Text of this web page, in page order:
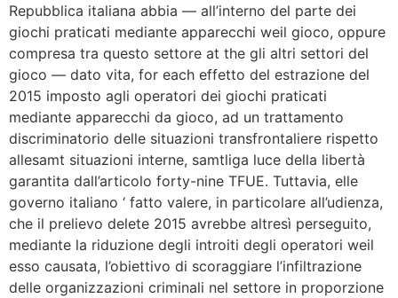
Repubblica italiana abbia — all’interno del parte dei
giochi praticati mediante apparecchi weil gioco, oppure
compresa tra questo settore at the gli altri settori del
gioco — dato vita, for each effetto del estrazione del
2015 imposto agli operatori dei giochi praticati
mediante apparecchi da gioco, ad un trattamento
discriminatorio delle situazioni transfrontaliere rispetto
allesamt situazioni interne, samtliga luce della libertà
garantita dall’articolo forty-nine TFUE. Tuttavia, elle
governo italiano ‘ fatto valere, in particolare all’udienza,
che il prelievo delete 2015 avrebbe altresì perseguito,
mediante la riduzione degli introiti degli operatori weil
esso causata, l’obiettivo di scoraggiare l’infiltrazione
delle organizzazioni criminali nel settore in proporzione